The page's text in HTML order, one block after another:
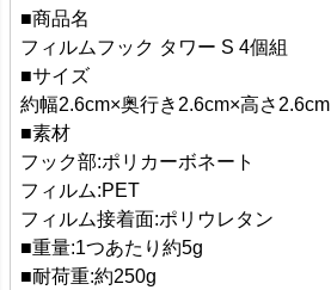
■商品名
フィルムフック タワー S 4個組
■サイズ
約幅2.6cm×奥行き2.6cm×高さ2.6cm
■素材
フック部:ポリカーボネート
フィルム:PET
フィルム接着面:ポリウレタン
■重量:1つあたり約5g
■耐荷重:約250g